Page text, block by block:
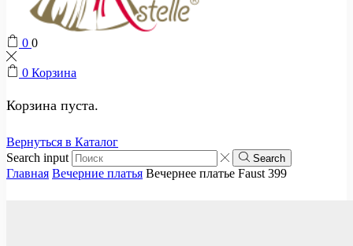
0 0
0 Корзина
Корзина пуста.
Вернуться в Каталог
Search input
Search
Главная Вечерние платья Вечернее платье Faust 399